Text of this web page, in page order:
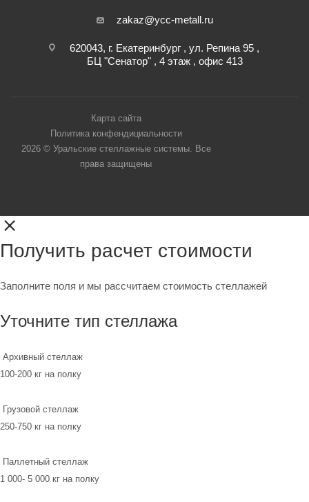
zakaz@ycc-metall.ru
620043, г. Екатеринбург , ул. Репина 95 ,
БЦ "Сенатор" , 4 этаж , офис 413
Карта сайта
Политика конфендициальности
2026 © Уральские стеллажные системы. Все
права защищены
Получить расчет стоимости
Заполните поля и мы рассчитаем стоимость стеллажей
Уточните тип стеллажа
Архивный стеллаж
100-200 кг на полку
Грузовой стеллаж
250-750 кг на полку
Паллетный стеллаж
1 000- 5 000 кг на полку